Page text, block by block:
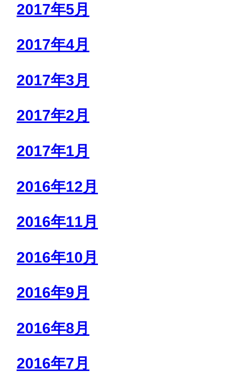
2017年5月
2017年4月
2017年3月
2017年2月
2017年1月
2016年12月
2016年11月
2016年10月
2016年9月
2016年8月
2016年7月